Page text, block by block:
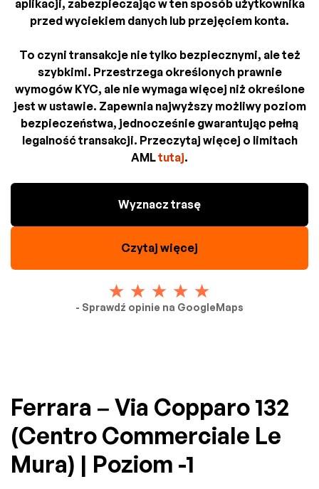
aplikacji, zabezpieczając w ten sposób użytkownika
przed wyciekiem danych lub przejęciem konta.
To czyni transakcje nie tylko bezpiecznymi, ale też
szybkimi. Przestrzega określonych prawnie
wymogów KYC, ale nie wymaga więcej niż określone
jest w ustawie. Zapewnia najwyższy możliwy poziom
bezpieczeństwa, jednocześnie gwarantując pełną
legalność transakcji. Przeczytaj więcej o limitach
AMLtutaj.
Wyznacz trasę
Czytaj więcej
- Sprawdź opinie na GoogleMaps
Ferrara – Via Copparo 132
(Centro Commerciale Le
Mura) | Poziom -1